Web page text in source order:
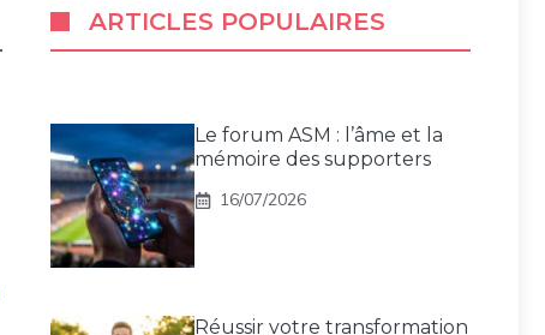
ARTICLES POPULAIRES
Le forum ASM : l’âme et la
mémoire des supporters
16/07/2026
Réussir votre transformation